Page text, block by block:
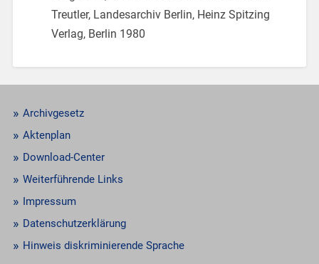
Treut­ler, Lan­des­ar­chiv Ber­lin, Heinz Spit­zing
Ver­lag, Ber­lin 1980
Archivgesetz
Aktenplan
Download-Center
Weiterführende Links
Impressum
Datenschutzerklärung
Hinweis diskriminierende Sprache